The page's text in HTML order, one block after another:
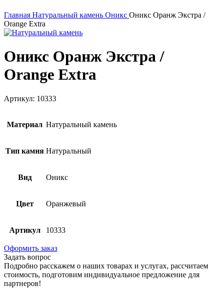
Главная Натуральный камень Оникс Оникс Оранж Экстра /
Orange Extra
Оникс Оранж Экстра /
Orange Extra
Артикул: 10333
Материал Натуральный камень
Тип камня Натуральный
Вид Оникс
Цвет Оранжевый
Артикул 10333
Оформить заказ
Задать вопрос
Подробно расскажем о наших товарах и услугах, рассчитаем
стоимость, подготовим индивидуальное предложение для
партнеров!